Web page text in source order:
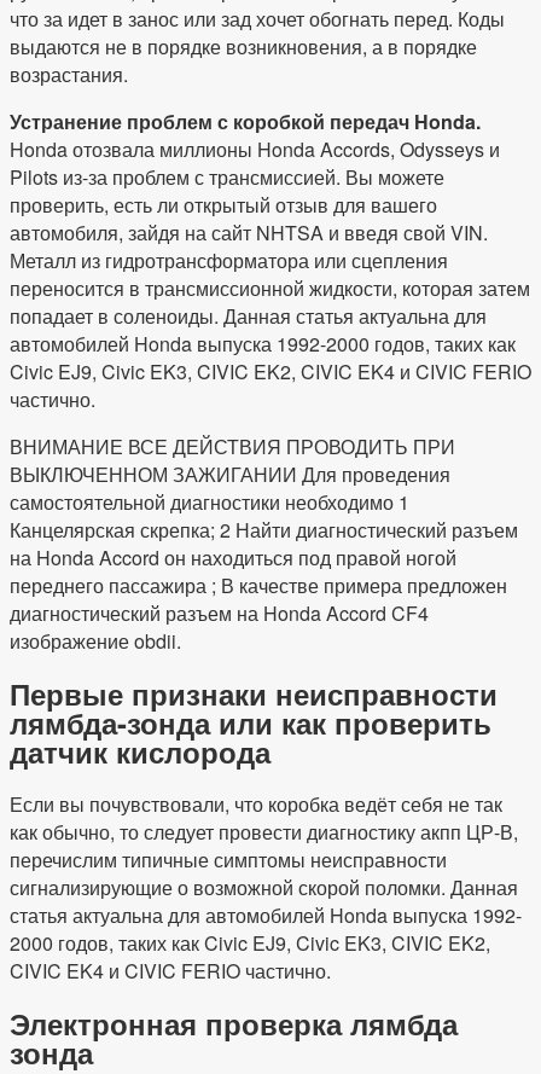
что за идет в занос или зад хочет обогнать перед. Коды
выдаются не в порядке возникновения, а в порядке
возрастания.
Устранение проблем с коробкой передач Honda.
Honda отозвала миллионы Honda Accords, Odysseys и
Pilots из-за проблем с трансмиссией. Вы можете
проверить, есть ли открытый отзыв для вашего
автомобиля, зайдя на сайт NHTSA и введя свой VIN.
Металл из гидротрансформатора или сцепления
переносится в трансмиссионной жидкости, которая затем
попадает в соленоиды. Данная статья актуальна для
автомобилей Honda выпуска 1992-2000 годов, таких как
Civic EJ9, Civic EK3, CIVIC EK2, CIVIC EK4 и CIVIC FERIO
частично.
ВНИМАНИЕ ВСЕ ДЕЙСТВИЯ ПРОВОДИТЬ ПРИ
ВЫКЛЮЧЕННОМ ЗАЖИГАНИИ Для проведения
самостоятельной диагностики необходимо 1
Канцелярская скрепка; 2 Найти диагностический разъем
на Honda Accord он находиться под правой ногой
переднего пассажира ; В качестве примера предложен
диагностический разъем на Honda Accord CF4
изображение obdii.
Первые признаки неисправности
лямбда-зонда или как проверить
датчик кислорода
Если вы почувствовали, что коробка ведёт себя не так
как обычно, то следует провести диагностику акпп ЦР-В,
перечислим типичные симптомы неисправности
сигнализирующие о возможной скорой поломки. Данная
статья актуальна для автомобилей Honda выпуска 1992-
2000 годов, таких как Civic EJ9, Civic EK3, CIVIC EK2,
CIVIC EK4 и CIVIC FERIO частично.
Электронная проверка лямбда
зонда